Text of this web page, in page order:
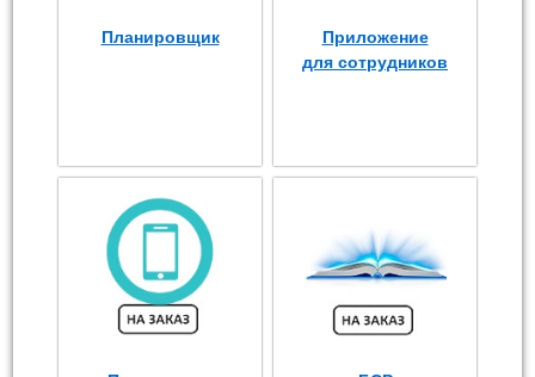
Планировщик
Приложение
для сотрудников